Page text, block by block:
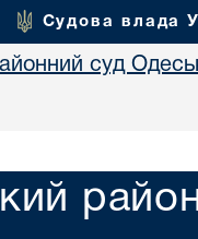
Судова влада
суд